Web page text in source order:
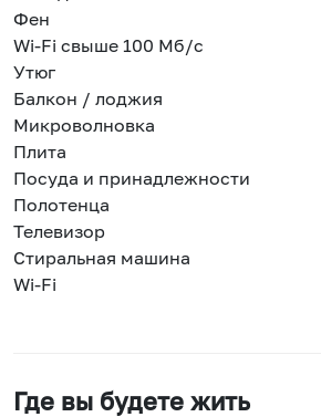
Фен
Wi-Fi свыше 100 Мб/с
Утюг
Балкон / лоджия
Микроволновка
Плита
Посуда и принадлежности
Полотенца
Телевизор
Стиральная машина
Wi-Fi
Где вы будете жить